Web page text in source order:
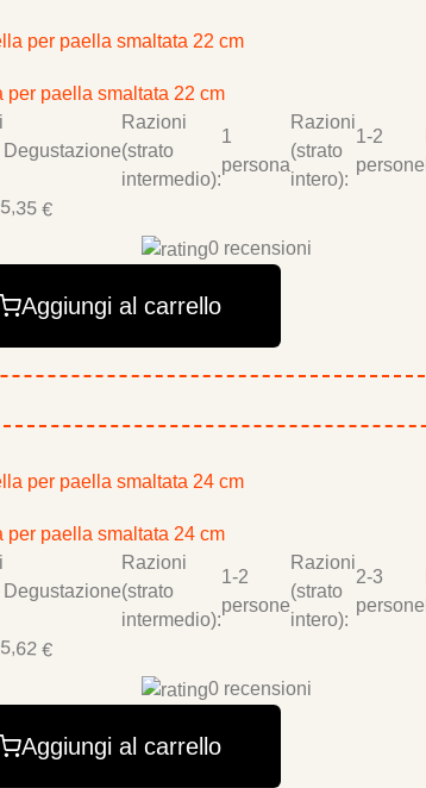
per paella smaltata 22 cm
Degustazione
Razioni
(strato
intermedio):
1
persona
Razioni
(strato
intero):
1-2
persone
5,35 €
0 recensioni
Aggiungi al carrello
per paella smaltata 24 cm
Degustazione
Razioni
(strato
intermedio):
1-2
persone
Razioni
(strato
intero):
2-3
persone
5,62 €
0 recensioni
Aggiungi al carrello